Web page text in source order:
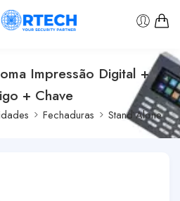
Impressão Digital +
+ Chave
Fechaduras Stand Alone